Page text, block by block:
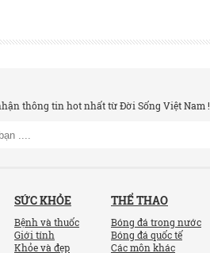
thông tin hot nhất từ Đời Sống Việt Nam !
SỨC KHỎE
Bệnh và thuốc
Giới tính
Khỏe và đẹp
THỂ THAO
Bóng đá trong nước
Bóng đá quốc tế
Các môn khác